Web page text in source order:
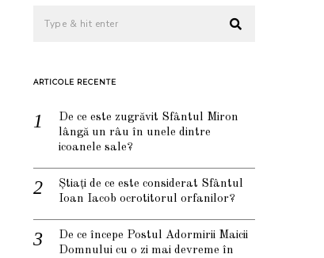
ARTICOLE RECENTE
De ce este zugrăvit Sfântul Miron
lângă un râu în unele dintre
icoanele sale?
Știați de ce este considerat Sfântul
Ioan Iacob ocrotitorul orfanilor?
De ce începe Postul Adormirii Maicii
Domnului cu o zi mai devreme în